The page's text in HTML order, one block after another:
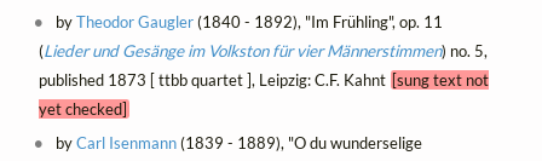
byTheodor Gaugler(1840 - 1892), "Im Frühling", op. 11
(Lieder und Gesänge im Volkston für vier Männerstimmen) no. 5,
published 1873 [ ttbb quartet ], Leipzig: C.F. Kahnt [sung text not
yet checked]
byCarl Isenmann(1839 - 1889), "O du wunderselige